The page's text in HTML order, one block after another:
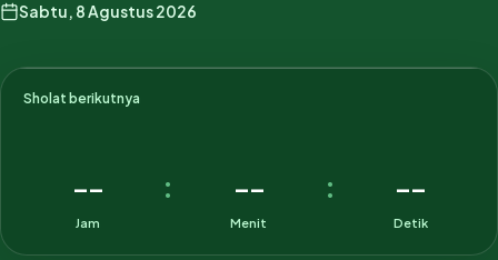
Sabtu, 8 Agustus 2026
Sholat berikutnya
--
Jam
: --
Menit
: --
Detik